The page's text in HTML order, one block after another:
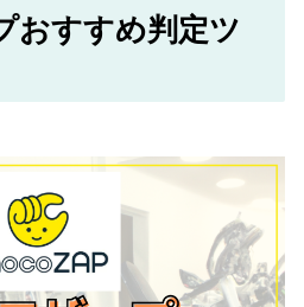
おすすめ判定ツ